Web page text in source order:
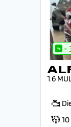
-
1.6